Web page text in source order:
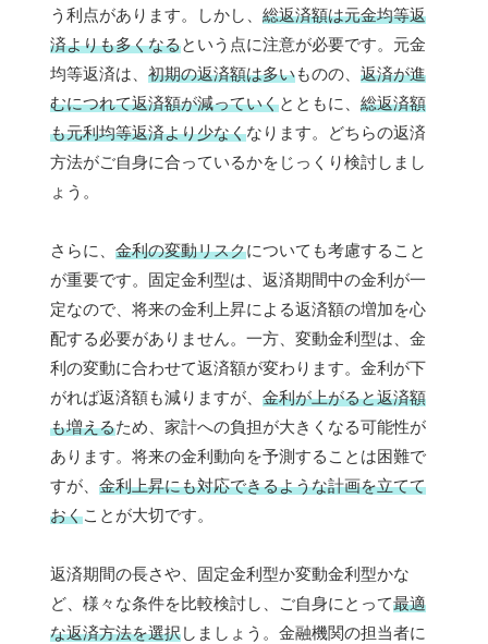
う利点があります。しかし、 総返済額は元金均等返
済よりも多くなるという点に注意が必要です。元金
均等返済は、 初期の返済額は多いものの、 返済が進
むにつれて返済額が減っていくとともに、 総返済額
も元利均等返済より少なくなります。どちらの返済
方法がご自身に合っているかをじっくり検討しまし
ょう。
さらに、 金利の変動リスクについても考慮すること
が重要です。固定金利型は、返済期間中の金利が一
定なので、将来の金利上昇による返済額の増加を心
配する必要がありません。一方、変動金利型は、金
利の変動に合わせて返済額が変わります。金利が下
がれば返済額も減りますが、 金利が上がると返済額
も増えるため、家計への負担が大きくなる可能性が
あります。将来の金利動向を予測することは困難で
すが、 金利上昇にも対応できるような計画を立てて
おくことが大切です。
返済期間の長さや、固定金利型か変動金利型かな
ど、様々な条件を比較検討し、ご自身にとって最適
な返済方法を選択しましょう。金融機関の担当者に